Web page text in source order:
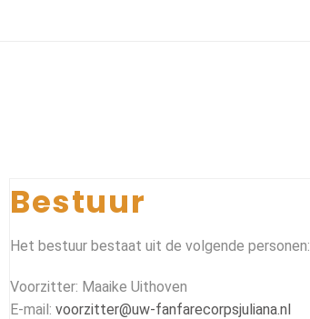
Bestuur
Het bestuur bestaat uit de volgende personen:
Voorzitter: Maaike Uithoven
E-mail: voorzitter@uw-fanfarecorpsjuliana.nl